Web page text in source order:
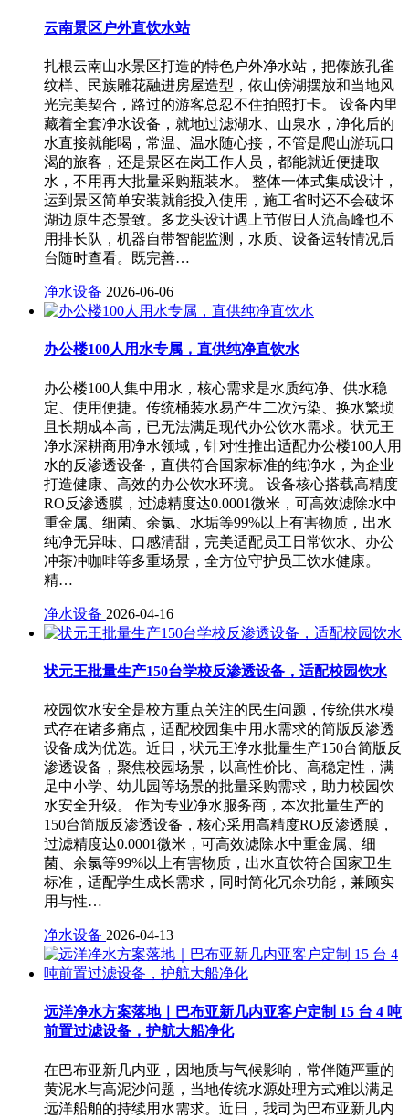
云南景区户外直饮水站
扎根云南山水景区打造的特色户外净水站，把傣族孔雀
纹样、民族雕花融进房屋造型，依山傍湖摆放和当地风
光完美契合，路过的游客总忍不住拍照打卡。 设备内里
藏着全套净水设备，就地过滤湖水、山泉水，净化后的
水直接就能喝，常温、温水随心接，不管是爬山游玩口
渴的旅客，还是景区在岗工作人员，都能就近便捷取
水，不用再大批量采购瓶装水。 整体一体式集成设计，
运到景区简单安装就能投入使用，施工省时还不会破坏
湖边原生态景致。多龙头设计遇上节假日人流高峰也不
用排长队，机器自带智能监测，水质、设备运转情况后
台随时查看。既完善…
净水设备 2026-06-06
办公楼100人用水专属，直供纯净直饮水
办公楼100人集中用水，核心需求是水质纯净、供水稳
定、使用便捷。传统桶装水易产生二次污染、换水繁琐
且长期成本高，已无法满足现代办公饮水需求。状元王
净水深耕商用净水领域，针对性推出适配办公楼100人用
水的反渗透设备，直供符合国家标准的纯净水，为企业
打造健康、高效的办公饮水环境。 设备核心搭载高精度
RO反渗透膜，过滤精度达0.0001微米，可高效滤除水中
重金属、细菌、余氯、水垢等99%以上有害物质，出水
纯净无异味、口感清甜，完美适配员工日常饮水、办公
冲茶冲咖啡等多重场景，全方位守护员工饮水健康。
精…
净水设备 2026-04-16
状元王批量生产150台学校反渗透设备，适配校园饮水
校园饮水安全是校方重点关注的民生问题，传统供水模
式存在诸多痛点，适配校园集中用水需求的简版反渗透
设备成为优选。近日，状元王净水批量生产150台简版反
渗透设备，聚焦校园场景，以高性价比、高稳定性，满
足中小学、幼儿园等场景的批量采购需求，助力校园饮
水安全升级。 作为专业净水服务商，本次批量生产的
150台简版反渗透设备，核心采用高精度RO反渗透膜，
过滤精度达0.0001微米，可高效滤除水中重金属、细
菌、余氯等99%以上有害物质，出水直饮符合国家卫生
标准，适配学生成长需求，同时简化冗余功能，兼顾实
用与性…
净水设备 2026-04-13
远洋净水方案落地｜巴布亚新几内亚客户定制 15 台 4 吨
前置过滤设备，护航大船净化
在巴布亚新几内亚，因地质与气候影响，常伴随严重的
黄泥水与高泥沙问题，当地传统水源处理方式难以满足
远洋船舶的持续用水需求。近日，我司为巴布亚新几内